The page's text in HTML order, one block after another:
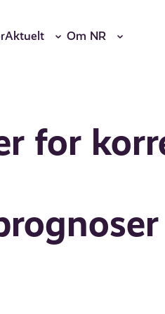
Aktuelt Om NR
for